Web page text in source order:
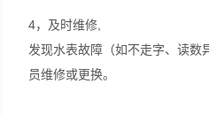
4，及时维修,
发现水表故障（如不走字、读数
员维修或更换。